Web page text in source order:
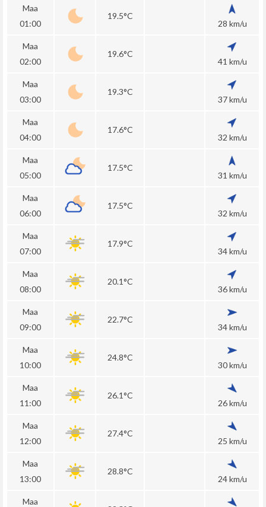
Maa
01:00
19.5°C
28 km/u
Maa
02:00
19.6°C
41 km/u
Maa
03:00
19.3°C
37 km/u
Maa
04:00
17.6°C
32 km/u
Maa
05:00
17.5°C
31 km/u
Maa
06:00
17.5°C
32 km/u
Maa
07:00
17.9°C
34 km/u
Maa
08:00
20.1°C
36 km/u
Maa
09:00
22.7°C
34 km/u
Maa
10:00
24.8°C
30 km/u
Maa
11:00
26.1°C
26 km/u
Maa
12:00
27.4°C
25 km/u
Maa
13:00
28.8°C
24 km/u
Maa